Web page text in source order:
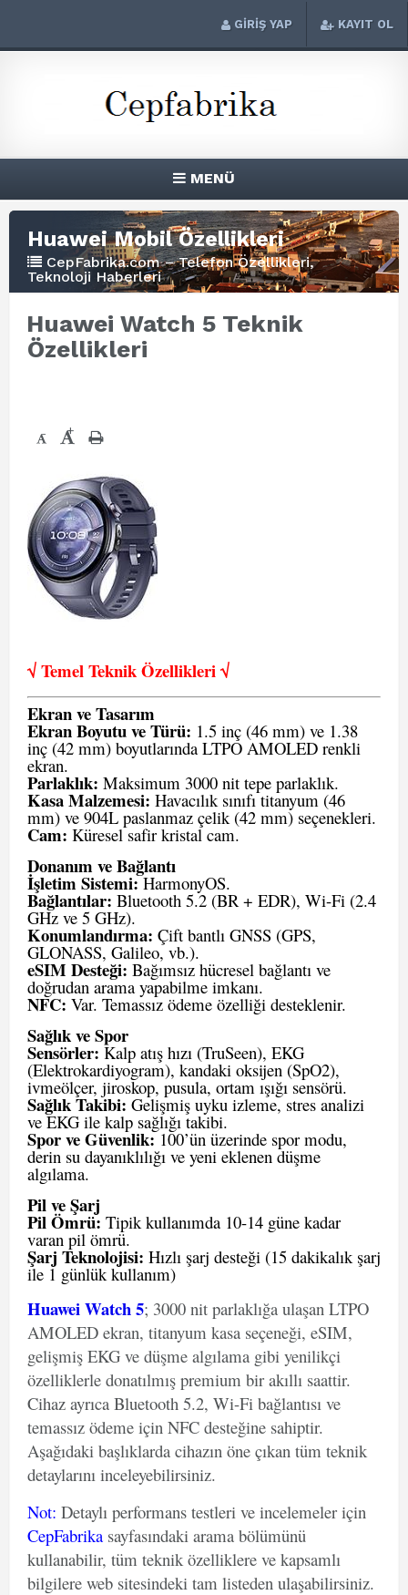
GİRİŞ YAP KAYIT OL
MENÜ
Huawei Mobil Özellikleri
CepFabrika.com – Telefon Özellikleri,
Teknoloji Haberleri
Huawei Watch 5 Teknik
Özellikleri
- +
√ Temel Teknik Özellikleri √
Ekran ve Tasarım
Ekran Boyutu ve Türü: 1.5 inç (46 mm) ve 1.38
inç (42 mm) boyutlarında LTPO AMOLED renkli
ekran.
Parlaklık: Maksimum 3000 nit tepe parlaklık.
Kasa Malzemesi: Havacılık sınıfı titanyum (46
mm) ve 904L paslanmaz çelik (42 mm) seçenekleri.
Cam: Küresel safir kristal cam.
Donanım ve Bağlantı
İşletim Sistemi:HarmonyOS.
Bağlantılar: Bluetooth 5.2 (BR + EDR), Wi-Fi (2.4
GHz ve 5 GHz).
Konumlandırma: Çift bantlı GNSS (GPS,
GLONASS, Galileo, vb.).
eSIM Desteği: Bağımsız hücresel bağlantı ve
doğrudan arama yapabilme imkanı.
NFC: Var. Temassız ödeme özelliği desteklenir.
Sağlık ve Spor
Sensörler: Kalp atış hızı (TruSeen), EKG
(Elektrokardiyogram), kandaki oksijen (SpO2),
ivmeölçer, jiroskop, pusula, ortam ışığı sensörü.
Sağlık Takibi: Gelişmiş uyku izleme, stres analizi
ve EKG ile kalp sağlığı takibi.
Spor ve Güvenlik:100’ün üzerinde spor modu,
derin su dayanıklılığı ve yeni eklenen düşme
algılama.
Pil ve Şarj
Pil Ömrü: Tipik kullanımda 10-14 güne kadar
varan pil ömrü.
Şarj Teknolojisi: Hızlı şarj desteği (15 dakikalık şarj
ile 1 günlük kullanım)
Huawei Watch 5; 3000 nit parlaklığa ulaşan LTPO
AMOLED ekran, titanyum kasa seçeneği, eSIM,
gelişmiş EKG ve düşme algılama gibi yenilikçi
özelliklerle donatılmış premium bir akıllı saattir.
Cihaz ayrıca Bluetooth 5.2, Wi-Fi bağlantısı ve
temassız ödeme için NFC desteğine sahiptir.
Aşağıdaki başlıklarda cihazın öne çıkan tüm teknik
detaylarını inceleyebilirsiniz.
Not: Detaylı performans testleri ve incelemeler için
CepFabrika sayfasındaki arama bölümünü
kullanabilir, tüm teknik özelliklere ve kapsamlı
bilgilere web sitesindeki tam listeden ulaşabilirsiniz.